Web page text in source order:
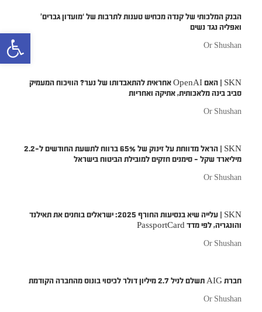
הבנק המלכותי של קנדה מכחיש טענות לתרבות של ‘מועדון גברים’
ואפליה נגד נשים
Or Shushan
SKN | האם OpenAI אחראית להתאבדותו של נער? הוויכוח המעמיק
סביב בינה מלאכותית, אתיקה ואחריות
Or Shushan
SKN | הראל מדווחת על זינוק של 65% ברווח לתשעת החודשים ל-2.2
מיליארד שקל – סימנים חזקים למובילת הביטוח בישראל
Or Shushan
SKN | עלייה שיא בנסיעות החורף 2025: ישראלים בוחנים את תאילנד
והונגריה, לפי מדד PassportCard
Or Shushan
חברת AIG תשלם לניל 2.7 מיליון דולר לכיסוי בונוס מהחברה הקודמת
Or Shushan